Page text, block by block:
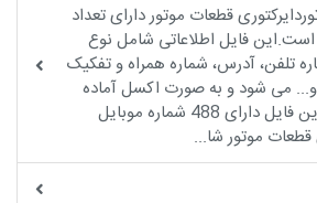
قطعات موتور دارای تعداد
است.این فایل اطلاعاتی شامل نوع
تلفن، آدرس، شماره همراه و تفکیک
می شود و به صورت اکسل آماده
شده است. ✔️نکته: این فایل دارای 488 شماره موبایل
موتور شا...